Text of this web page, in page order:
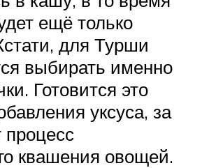
ещё только
для Турши
выбирать именно
Готовится это
уксуса, за
процесс
квашения овощей.